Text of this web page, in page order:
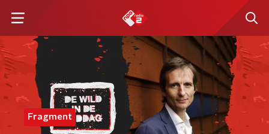
Fragment